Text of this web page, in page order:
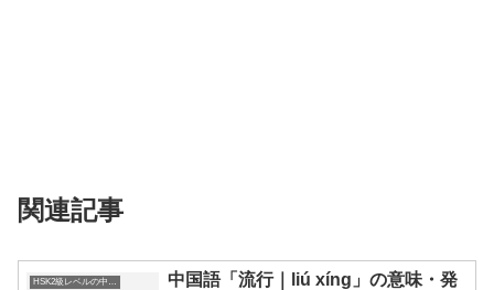
関連記事
中国語「流行｜liú xíng」の意味・発